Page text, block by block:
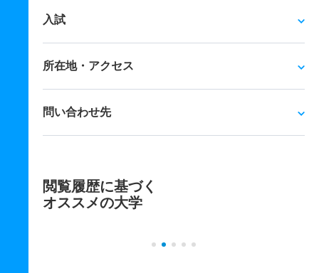
入試
所在地・アクセス
問い合わせ先
閲覧履歴に基づく
オススメの大学